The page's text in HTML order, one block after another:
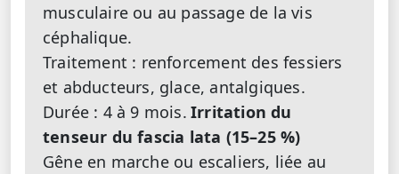
musculaire ou au passage de la vis
céphalique.
Traitement : renforcement des fessiers
et abducteurs, glace, antalgiques.
Durée : 4 à 9 mois. Irritation du
tenseur du fascia lata (15–25 %)
Gêne en marche ou escaliers, liée au